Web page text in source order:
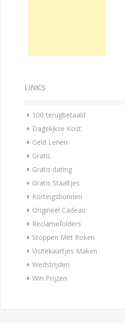
LINKS
100 terugbetaald
Dagelijkse Kost
Geld Lenen
Gratis
Gratis dating
Gratis Staaltjes
Kortingsbonnen
Origineel Cadeau
Reclamefolders
Stoppen Met Roken
Visitekaartjes Maken
Wedstrijden
Win Prijzen